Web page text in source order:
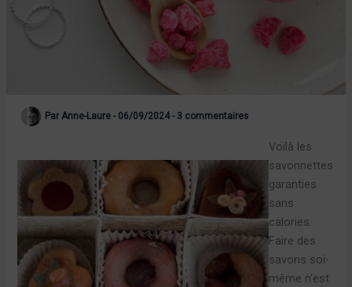
Par Anne-Laure- 06/09/2024- 3 commentaires
Voilà les
savonnettes
garanties
sans
calories.
Faire des
savons soi-
même n’est